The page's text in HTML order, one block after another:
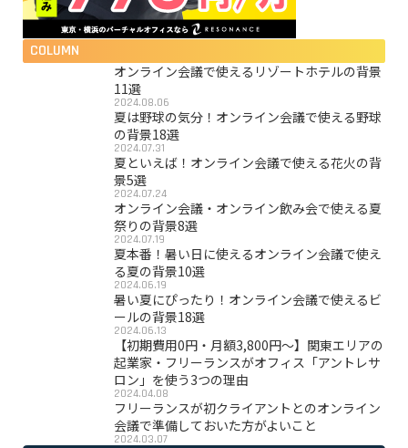
COLUMN
オンライン会議で使えるリゾートホテルの背景
11選
2024.08.06
夏は野球の気分！オンライン会議で使える野球
の背景18選
2024.07.31
夏といえば！オンライン会議で使える花火の背
景5選
2024.07.24
オンライン会議・オンライン飲み会で使える夏
祭りの背景8選
2024.07.19
夏本番！暑い日に使えるオンライン会議で使え
る夏の背景10選
2024.06.19
暑い夏にぴったり！オンライン会議で使えるビ
ールの背景18選
2024.06.13
【初期費用0円・月額3,800円〜】関東エリアの
起業家・フリーランスがオフィス「アントレサ
ロン」を使う3つの理由
2024.04.08
フリーランスが初クライアントとのオンライン
会議で準備しておいた方がよいこと
2024.03.07